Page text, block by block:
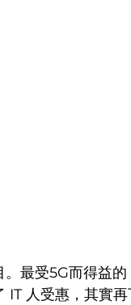
最受5G而得益
人受惠，其實